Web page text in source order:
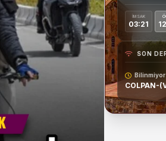
İMSAK
03:21
SON
Bilinmiyor
COLPAN-